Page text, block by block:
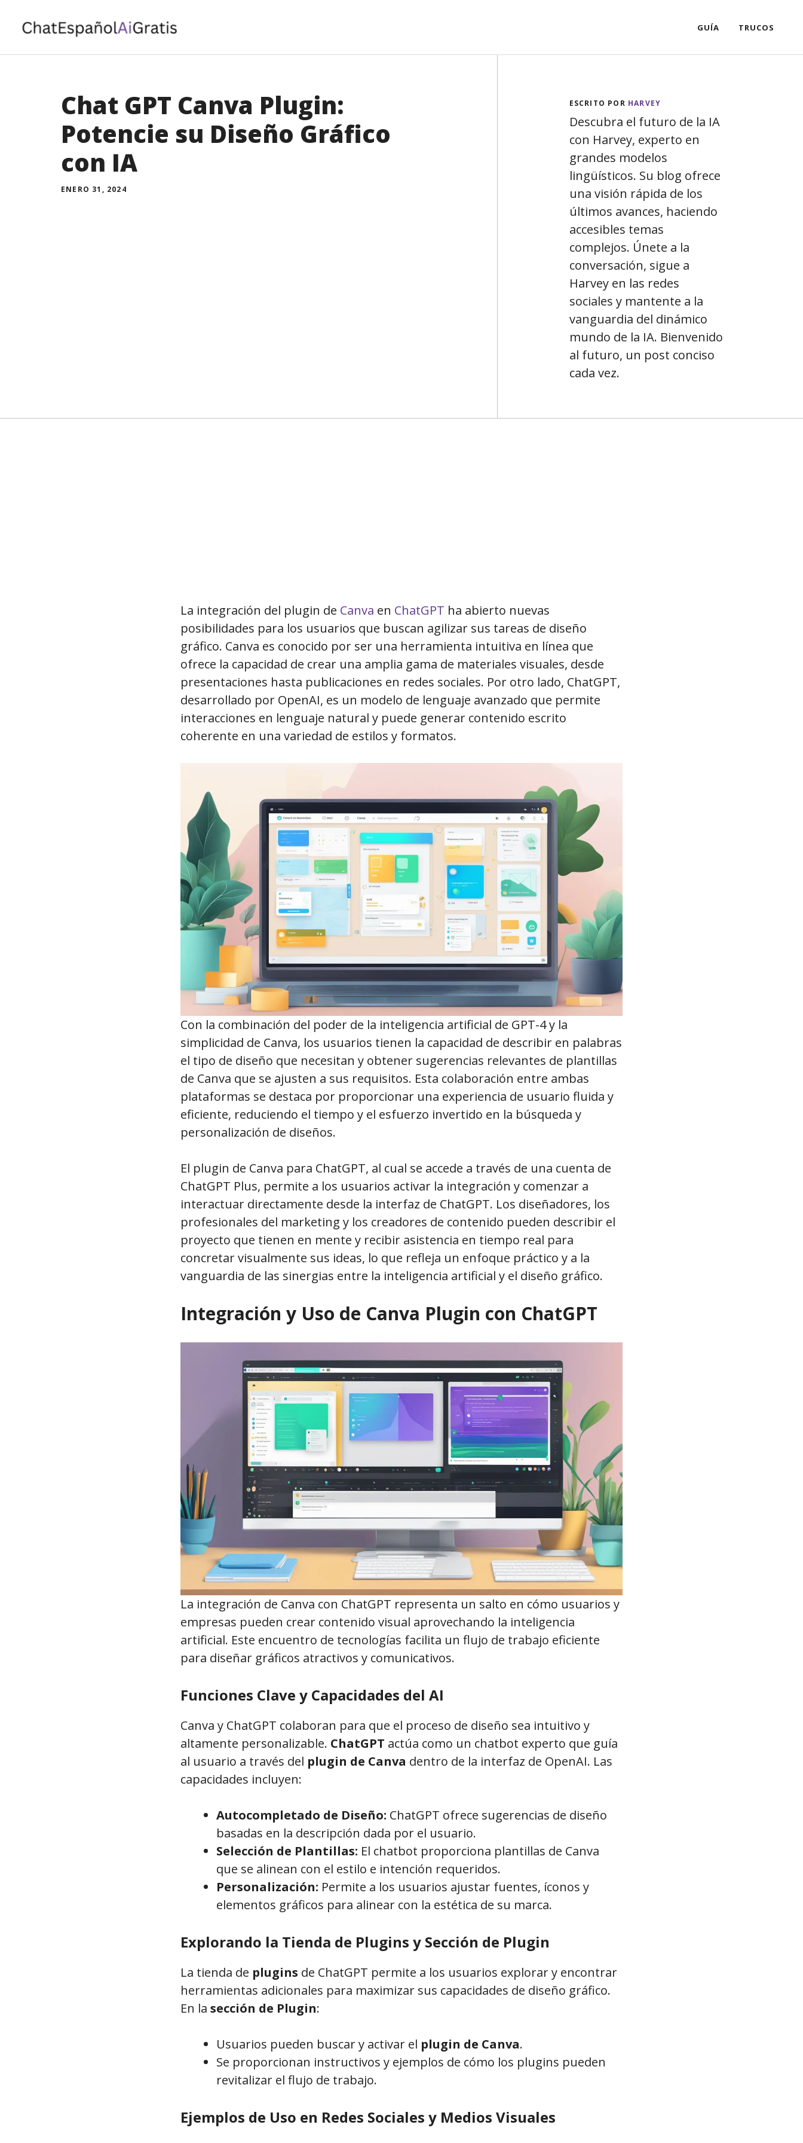
GUÍA TRUCOS
Chat GPT Canva Plugin:
Potencie su Diseño Gráfico
con IA
ENERO 31, 2024
ESCRITO POR HARVEY
Descubra el futuro de la IA
con Harvey, experto en
grandes modelos
lingüísticos. Su blog ofrece
una visión rápida de los
últimos avances, haciendo
accesibles temas
complejos. Únete a la
conversación, sigue a
Harvey en las redes
sociales y mantente a la
vanguardia del dinámico
mundo de la IA. Bienvenido
al futuro, un post conciso
cada vez.
La integración del plugin de Canva en ChatGPT ha abierto nuevas
posibilidades para los usuarios que buscan agilizar sus tareas de diseño
gráfico. Canva es conocido por ser una herramienta intuitiva en línea que
ofrece la capacidad de crear una amplia gama de materiales visuales, desde
presentaciones hasta publicaciones en redes sociales. Por otro lado, ChatGPT,
desarrollado por OpenAI, es un modelo de lenguaje avanzado que permite
interacciones en lenguaje natural y puede generar contenido escrito
coherente en una variedad de estilos y formatos.
Con la combinación del poder de la inteligencia artificial de GPT-4 y la
simplicidad de Canva, los usuarios tienen la capacidad de describir en palabras
el tipo de diseño que necesitan y obtener sugerencias relevantes de plantillas
de Canva que se ajusten a sus requisitos. Esta colaboración entre ambas
plataformas se destaca por proporcionar una experiencia de usuario fluida y
eficiente, reduciendo el tiempo y el esfuerzo invertido en la búsqueda y
personalización de diseños.
El plugin de Canva para ChatGPT, al cual se accede a través de una cuenta de
ChatGPT Plus, permite a los usuarios activar la integración y comenzar a
interactuar directamente desde la interfaz de ChatGPT. Los diseñadores, los
profesionales del marketing y los creadores de contenido pueden describir el
proyecto que tienen en mente y recibir asistencia en tiempo real para
concretar visualmente sus ideas, lo que refleja un enfoque práctico y a la
vanguardia de las sinergias entre la inteligencia artificial y el diseño gráfico.
Integración y Uso de Canva Plugin con ChatGPT
La integración de Canva con ChatGPT representa un salto en cómo usuarios y
empresas pueden crear contenido visual aprovechando la inteligencia
artificial. Este encuentro de tecnologías facilita un flujo de trabajo eficiente
para diseñar gráficos atractivos y comunicativos.
Funciones Clave y Capacidades del AI
Canva y ChatGPT colaboran para que el proceso de diseño sea intuitivo y
altamente personalizable. ChatGPT actúa como un chatbot experto que guía
al usuario a través del plugin de Canva dentro de la interfaz de OpenAI. Las
capacidades incluyen:
Autocompletado de Diseño: ChatGPT ofrece sugerencias de diseño
basadas en la descripción dada por el usuario.
Selección de Plantillas: El chatbot proporciona plantillas de Canva
que se alinean con el estilo e intención requeridos.
Personalización: Permite a los usuarios ajustar fuentes, íconos y
elementos gráficos para alinear con la estética de su marca.
Explorando la Tienda de Plugins y Sección de Plugin
La tienda de plugins de ChatGPT permite a los usuarios explorar y encontrar
herramientas adicionales para maximizar sus capacidades de diseño gráfico.
En la sección de Plugin:
Usuarios pueden buscar y activar el plugin de Canva.
Se proporcionan instructivos y ejemplos de cómo los plugins pueden
revitalizar el flujo de trabajo.
Ejemplos de Uso en Redes Sociales y Medios Visuales